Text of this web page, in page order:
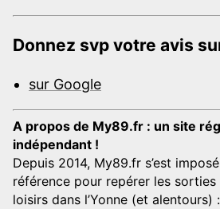
Donnez svp votre avis
sur Google
A propos de My89.fr : un site
indépendant !
Depuis 2014, My89.fr s’est
référence pour repérer les
loisirs dans l’Yonne (et